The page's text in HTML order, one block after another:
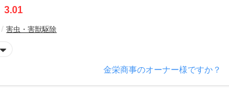
3.01
害虫・害獣駆除
金栄商事のオーナー様ですか？